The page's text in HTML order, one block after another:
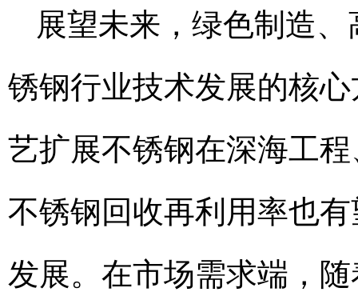
展望未来，绿色制造
锈钢行业技术发展的核
艺扩展不锈钢在深海工
不锈钢回收再利用率也
发展。在市场需求端，